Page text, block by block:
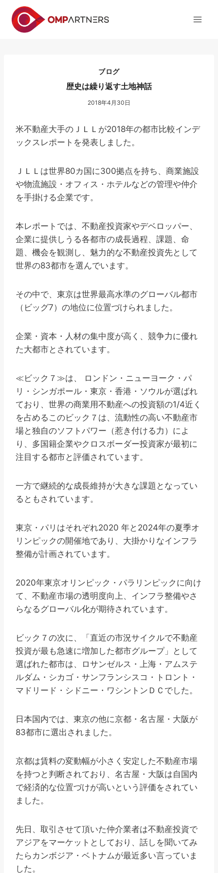
ブログ
歴史は繰り返す土地神話
2018年4月30日
米不動産大手のＪＬＬが2018年の都市比較インデ
ックスレポートを発表しました。
ＪＬＬは世界80カ国に300拠点を持ち、商業施設
や物流施設・オフィス・ホテルなどの管理や仲介
を手掛ける企業です。
本レポートでは、不動産投資家やデベロッパー、
企業に提供しうる各都市の成長過程、課題、命
題、機会を観測し、魅力的な不動産投資先として
世界の83都市を選んでいます。
その中で、東京は世界最高水準のグローバル都市
（ビッグ7）の地位に位置づけられました。
企業・資本・人材の集中度が高く、競争力に優れ
た大都市とされています。
≪ビック７≫は、 ロンドン・ニューヨーク・パ
リ・シンガポール・東京・香港・ソウルが選ばれ
ており、世界の商業用不動産への投資額の1/4近く
を占めるこのビック７は、流動性の高い不動産市
場と独自のソフトパワー（惹き付ける力）によ
り、多国籍企業やクロスボーダー投資家が最初に
注目する都市と評価されています。
一方で継続的な成長維持が大きな課題となってい
るともされています。
東京・パリはそれぞれ2020 年と2024年の夏季オ
リンピックの開催地であり、大掛かりなインフラ
整備が計画されています。
2020年東京オリンピック・パラリンピックに向け
て、不動産市場の透明度向上、インフラ整備やさ
らなるグローバル化が期待されています。
ビック７の次に、「直近の市況サイクルで不動産
投資が最も急速に増加した都市グループ」として
選ばれた都市は、ロサンゼルス・上海・アムステ
ルダム・シカゴ・サンフランシスコ・トロント・
マドリード・シドニー・ワシントンＤＣでした。
日本国内では、東京の他に京都・名古屋・大阪が
83都市に選出されました。
京都は賃料の変動幅が小さく安定した不動産市場
を持つと判断されており、名古屋・大阪は自国内
で経済的な位置づけが高いという評価をされてい
ました。
先日、取引させて頂いた仲介業者は不動産投資で
アジアをマーケットとしており、話しを聞いてみ
たらカンボジア・ベトナムが最近多い言っていま
した。